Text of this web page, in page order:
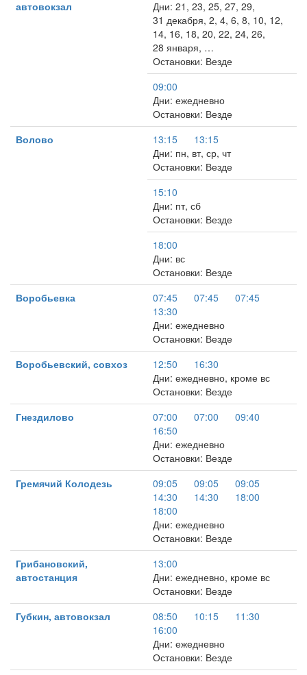
автовокзал
Дни: 21, 23, 25, 27, 29,
31 декабря, 2, 4, 6, 8, 10, 12,
14, 16, 18, 20, 22, 24, 26,
28 января, …
Остановки: Везде
09:00
Дни: ежедневно
Остановки: Везде
Волово
13:15
13:15
Дни: пн, вт, ср, чт
Остановки: Везде
15:10
Дни: пт, сб
Остановки: Везде
18:00
Дни: вс
Остановки: Везде
Воробьевка
07:45 07:45
07:45
13:30
Дни: ежедневно
Остановки: Везде
Воробьевский, совхоз
12:50
16:30
Дни: ежедневно, кроме вс
Остановки: Везде
Гнездилово
07:00 07:00
09:40
16:50
Дни: ежедневно
Остановки: Везде
Гремячий Колодезь
09:05 09:05
09:05
14:30
14:30
18:00
18:00
Дни: ежедневно
Остановки: Везде
Грибановский,
автостанция
13:00
Дни: ежедневно, кроме вс
Остановки: Везде
Губкин, автовокзал
08:50 10:15
11:30
16:00
Дни: ежедневно
Остановки: Везде